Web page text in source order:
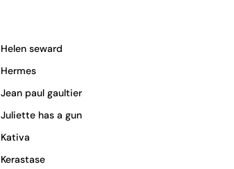
Helen seward
Hermes
Jean paul gaultier
Juliette has a gun
Kativa
Kerastase